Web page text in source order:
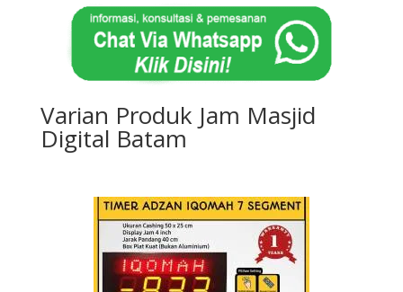
Varian Produk Jam Masjid
Digital Batam